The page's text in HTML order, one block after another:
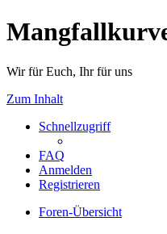
Wir für Euch, Ihr für uns
Zum Inhalt
Schnellzugriff
FAQ
Anmelden
Registrieren
Foren-Übersicht